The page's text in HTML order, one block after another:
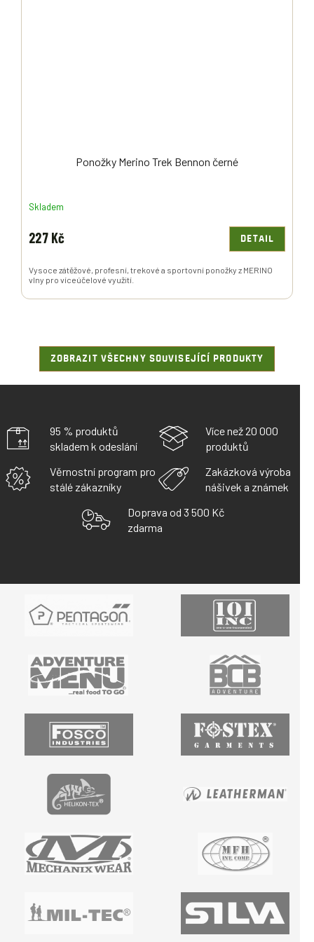
Ponožky Merino Trek Bennon černé
Skladem
227 Kč DETAIL
Vysoce zátěžové, profesní, trekové a sportovní ponožky z MERINO
vlny pro víceúčelové využití.
ZOBRAZIT VŠECHNY SOUVISEJÍCÍ PRODUKTY
95 % produktů
skladem k odeslání
Více než 20 000
produktů
Věrnostní program pro
stálé zákazníky
Zakázková výroba
nášivek a známek
Doprava od 3 500 Kč
zdarma